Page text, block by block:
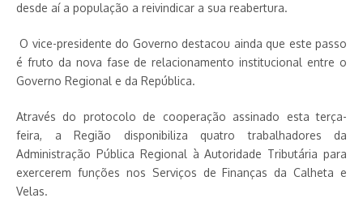
desde aí a população a reivindicar a sua reabertura.
O vice-presidente do Governo destacou ainda que este passo
é fruto da nova fase de relacionamento institucional entre o
Governo Regional e da República.
Através do protocolo de cooperação assinado esta terça-
feira, a Região disponibiliza quatro trabalhadores da
Administração Pública Regional à Autoridade Tributária para
exercerem funções nos Serviços de Finanças da Calheta e
Velas.